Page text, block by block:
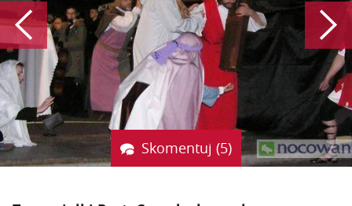
Poprzedni
Skomentuj (5)